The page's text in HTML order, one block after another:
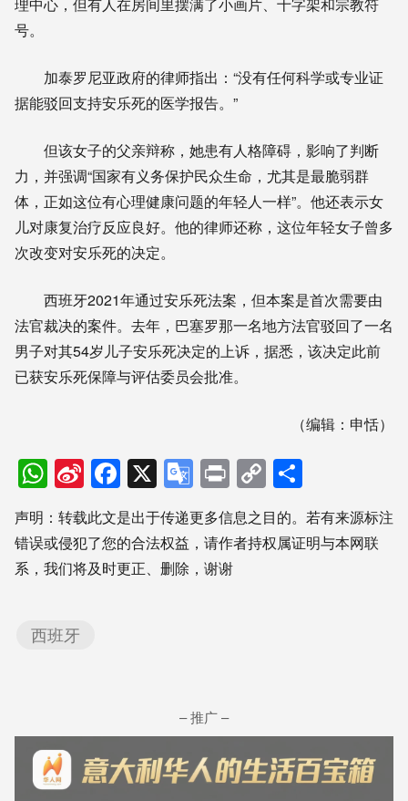
号。
加泰罗尼亚政府的律师指出：“没有任何科学或专业证
据能驳回支持安乐死的医学报告。”
但该女子的父亲辩称，她患有人格障碍，影响了判断
力，并强调“国家有义务保护民众生命，尤其是最脆弱群
体，正如这位有心理健康问题的年轻人一样”。他还表示女
儿对康复治疗反应良好。他的律师还称，这位年轻女子曾多
次改变对安乐死的决定。
西班牙2021年通过安乐死法案，但本案是首次需要由
法官裁决的案件。去年，巴塞罗那一名地方法官驳回了一名
男子对其54岁儿子安乐死决定的上诉，据悉，该决定此前
已获安乐死保障与评估委员会批准。
（编辑：申恬）
WhatsApp
Sina
Weibo
Facebook
X Google
Translate
PrintCopy
Link享
声明：转载此文是出于传递更多信息之目的。若有来源标注
错误或侵犯了您的合法权益，请作者持权属证明与本网联
系，我们将及时更正、删除，谢谢
西班牙
– 推广 –